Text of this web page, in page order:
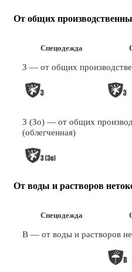
От общих
Спецодежда
З — от общих
З (Зо) — от общих
(облегченная)
От воды и растворов
Спецодежда
В — от воды и растворов